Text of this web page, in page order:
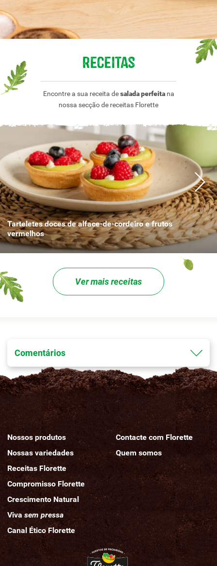
Receitas
Encontre a sua receita desalada perfeitana
nossa secção de receitas Florette
Tarteletes doces de alface-de-cordeiro e frutos
vermelhos
Ver mais receitas
Comentários
Nossos produtos
Nossas variedades
Receitas Florette
Compromisso Florette
Crescimento Natural
Viva sem pressa
Canal Ético Florette
Contacte com Florette
Quem somos